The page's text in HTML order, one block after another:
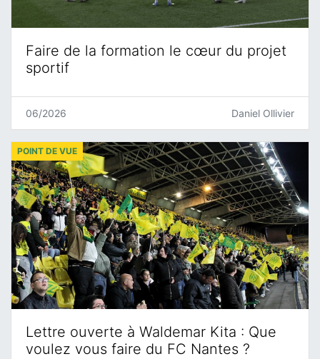
Faire de la formation le cœur du projet
sportif
06/2026 Daniel Ollivier
Lettre ouverte à Waldemar Kita : Que
voulez vous faire du FC Nantes ?
POINT DE VUE